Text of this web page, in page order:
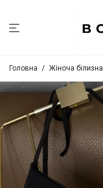
Головна / Жіноча білизна